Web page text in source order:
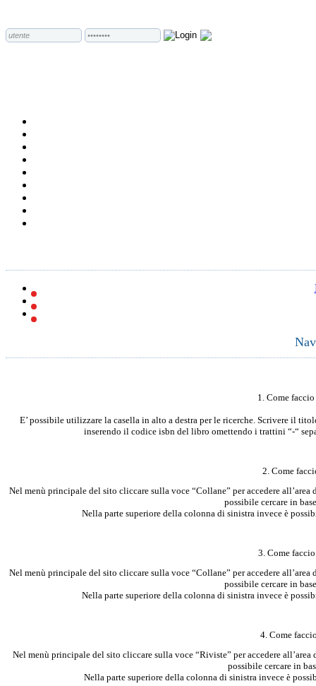
1. Come
E’ possibile utilizzare la casella in alto a destra per le ricerche. Scrivere il
inserendo il codice isbn del libro omettendo i trattini “-“
2. Come
Nel menù principale del sito cliccare sulla voce “Collane” per accedere
possibile cercare in
Nella parte superiore della colonna di sinistra invece è
3. Come
Nel menù principale del sito cliccare sulla voce “Collane” per accedere
possibile cercare in
Nella parte superiore della colonna di sinistra invece è
4. Come
Nel menù principale del sito cliccare sulla voce “Riviste” per accedere
possibile cercare in
Nella parte superiore della colonna di sinistra invece è